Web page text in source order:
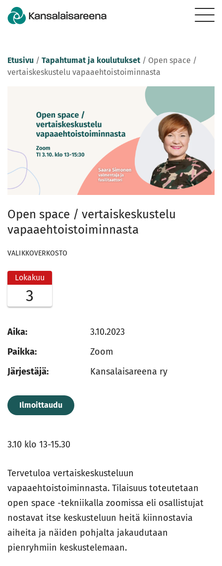
Etusivu / Tapahtumat ja koulutukset / Open space /
vertaiskeskustelu vapaaehtoistoiminnasta
Open space / vertaiskeskustelu
vapaaehtoistoiminnasta
VALIKKOVERKOSTO
Lokakuu
3
Aika:
3.10.2023
Paikka:
Zoom
Järjestäjä:
Kansalaisareena ry
Ilmoittaudu
3.10 klo 13-15.30
Tervetuloa vertaiskeskusteluun
vapaaehtoistoiminnasta. Tilaisuus toteutetaan
open space -tekniikalla zoomissa eli osallistujat
nostavat itse keskusteluun heitä kiinnostavia
aiheita ja näiden pohjalta jakaudutaan
pienryhmiin keskustelemaan.